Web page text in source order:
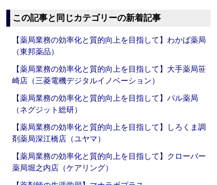
この記事と同じカテゴリーの新着記事
【薬局業務の効率化と質的向上を目指して】わかば薬局
（東邦薬品）
【薬局業務の効率化と質的向上を目指して】大手薬局笹
崎店（三菱電機デジタルイノベーション）
【薬局業務の効率化と質的向上を目指して】パル薬局
（ネグジット総研）
【薬局業務の効率化と質的向上を目指して】しろくま調
剤薬局深江橋店（ユヤマ）
【薬局業務の効率化と質的向上を目指して】クローバー
薬局堀之内店（ケアリング）